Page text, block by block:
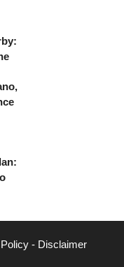
- Disclaimer